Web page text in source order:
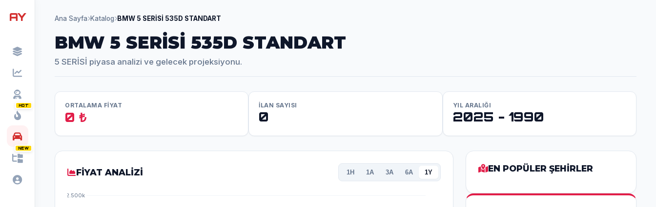
AY
HOT
NEW
Ana Sayfa Katalog BMW 5 SERİSİ 535D STANDART
BMW 5 SERİSİ 535D STANDART
5 SERİSİ piyasa analizi ve gelecek projeksiyonu.
ORTALAMA FİYAT
0 ₺
İLAN SAYISI
0
YIL ARALIĞI
2025 - 1990
FİYAT ANALİZİ 1H 1A 3A 6A 1Y EN POPÜLER ŞEHİRLER